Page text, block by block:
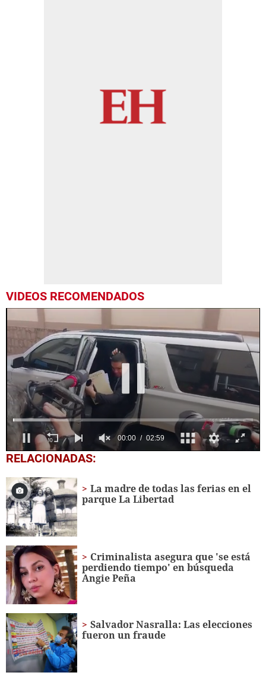
VIDEOS RECOMENDADOS
0
seconds
2
minutes,
59
seconds
RELACIONADAS:
La madre de todas las ferias en el
parque La Libertad
Criminalista asegura que 'se está
perdiendo tiempo' en búsqueda
Angie Peña
Salvador Nasralla: Las elecciones
fueron un fraude